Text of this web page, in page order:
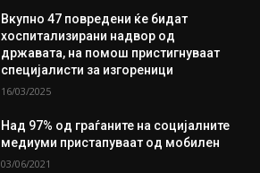
Вкупно 47 повредени ќе бидат
хоспитализирани надвор од
државата, на помош пристигнуваат
специјалисти за изгореници
16/03/2025
Над 97% од граѓаните на социјалните
медиуми пристапуваат од мобилен
03/06/2021